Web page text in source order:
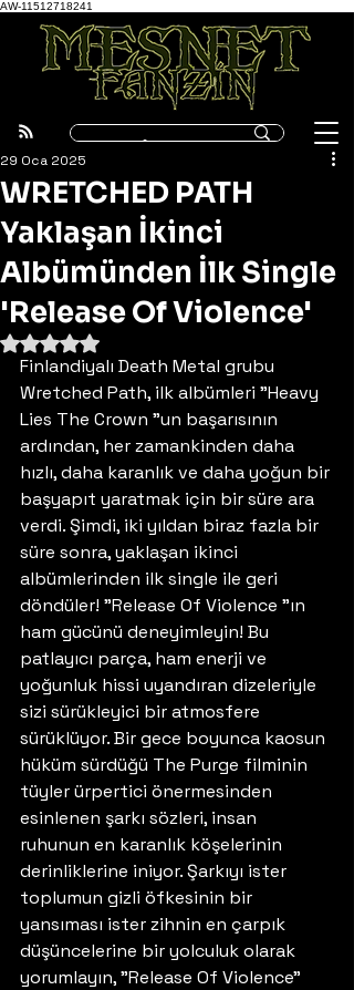
AW-11512718241
WRETCHED PATH
Yaklaşan İkinci
Albümünden İlk Single
'Release Of Violence'
29 Oca 2025
5 üzerinden NaN yıldız
Finlandiyalı Death Metal grubu
Wretched Path, ilk albümleri "Heavy
Lies The Crown "un başarısının
ardından, her zamankinden daha
hızlı, daha karanlık ve daha yoğun bir
başyapıt yaratmak için bir süre ara
verdi. Şimdi, iki yıldan biraz fazla bir
süre sonra, yaklaşan ikinci
albümlerinden ilk single ile geri
döndüler! "Release Of Violence "ın
ham gücünü deneyimleyin! Bu
patlayıcı parça, ham enerji ve
yoğunluk hissi uyandıran dizeleriyle
sizi sürükleyici bir atmosfere
sürüklüyor. Bir gece boyunca kaosun
hüküm sürdüğü The Purge filminin
tüyler ürpertici önermesinden
esinlenen şarkı sözleri, insan
ruhunun en karanlık köşelerinin
derinliklerine iniyor. Şarkıyı ister
toplumun gizli öfkesinin bir
yansıması ister zihnin en çarpık
düşüncelerine bir yolculuk olarak
yorumlayın, "Release Of Violence"